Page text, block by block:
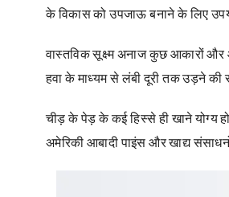
के विकास को उपजाऊ बनाने के लिए
वास्तविक सूक्ष्म अनाज कुछ आकारों और
हवा के माध्यम से लंबी दूरी तक उड़ने
चीड़ के पेड़ के कई हिस्से ही खाने योग्य
अमेरिकी आबादी पाइंस और खाद्य